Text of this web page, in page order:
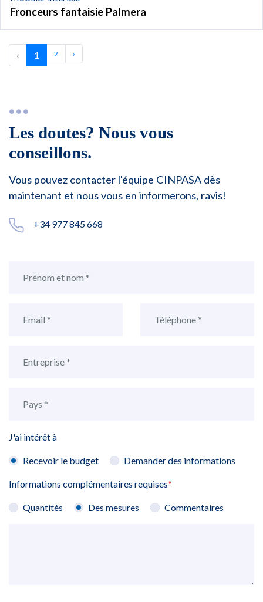
Fronceurs fantaisie Palmera
‹ 1 2 ›
Les doutes? Nous vous
conseillons.
Vous pouvez contacter l'équipe CINPASA dès
maintenant et nous vous en informerons, ravis!
+34 977 845 668
J'ai intérêt à
Recevoir le budget Demander des informations
Informations complémentaires requises*
Quantités Des mesures Commentaires